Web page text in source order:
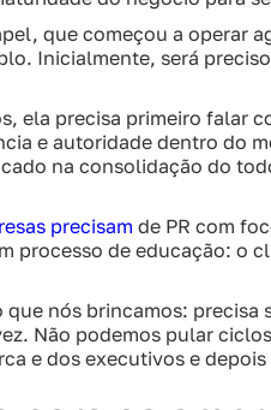
que começou a operar
Inicialmente, será
ela precisa primeiro falar
e autoridade dentro do
na consolidação do
precisam de PR com
processo de educação: o
que nós brincamos:
Não podemos pular
e dos executivos e depois